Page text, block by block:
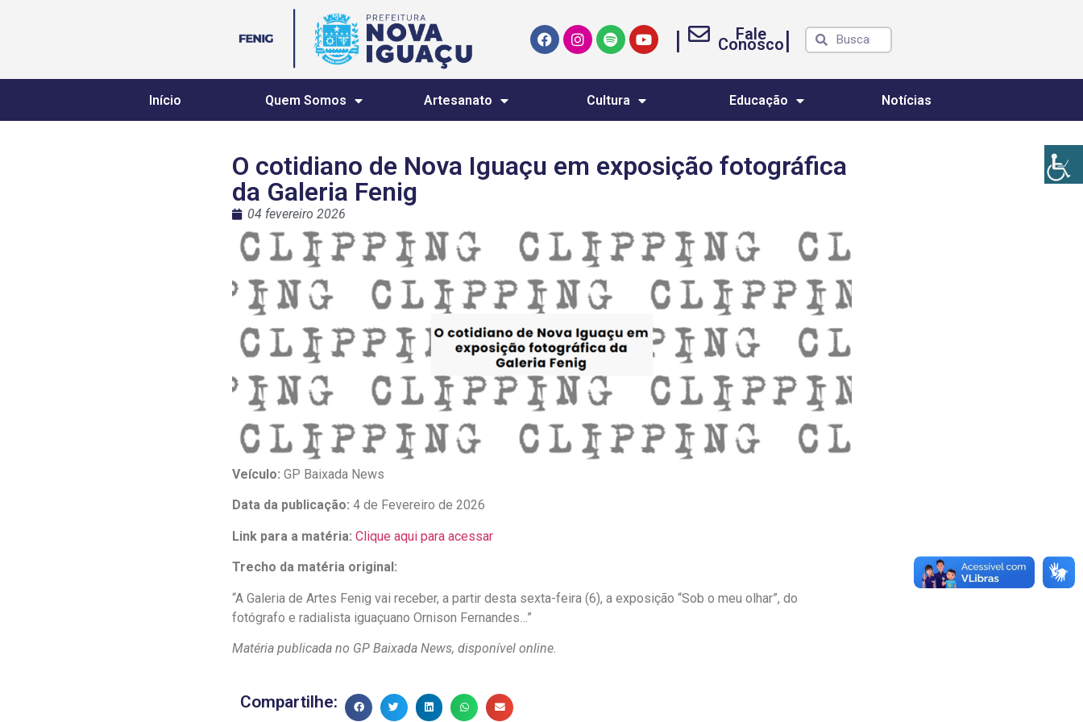
| Fale
Conosco|
Início Quem Somos Artesanato Cultura Educação Notícias
O cotidiano de Nova Iguaçu em exposição fotográfica
da Galeria Fenig
04 fevereiro 2026
Veículo: GP Baixada News
Data da publicação: 4 de Fevereiro de 2026
Link para a matéria: Clique aqui para acessar
Trecho da matéria original:
“A Galeria de Artes Fenig vai receber, a partir desta sexta-feira (6), a exposição “Sob o meu olhar”, do
fotógrafo e radialista iguaçuano Ornison Fernandes…”
Matéria publicada no GP Baixada News, disponível online.
Compartilhe: